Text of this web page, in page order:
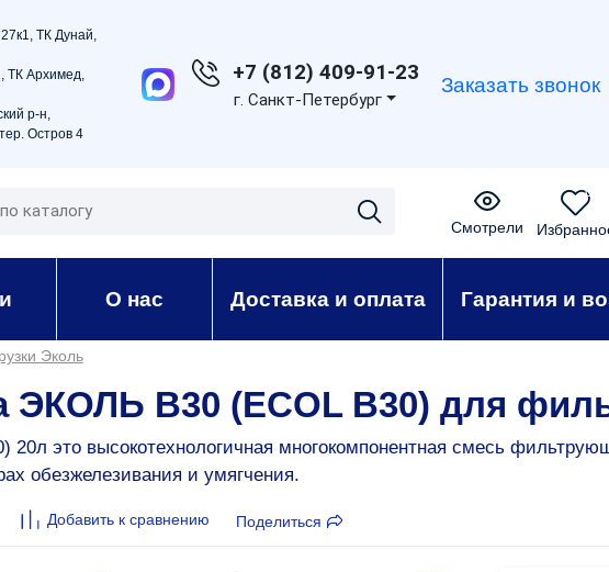
ТК Дунай,
ТК Архимед,
р-н,
Остров 4
+7 (812) 409-91-23
г. Санкт-Петербург
Заказать звонок
Смотрели
0
О нас Доставка и оплата Гарантия и
Эколь
ЭКОЛЬ В30 (ECOL B30) для
20л это высокотехнологичная многокомпонентная смесь
обезжелезивания и умягчения.
Добавить к сравнению Поделиться